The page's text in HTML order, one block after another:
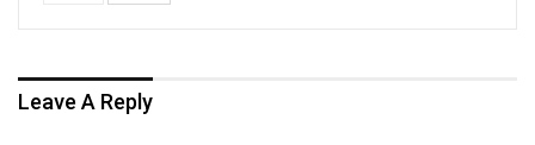
Leave A Reply